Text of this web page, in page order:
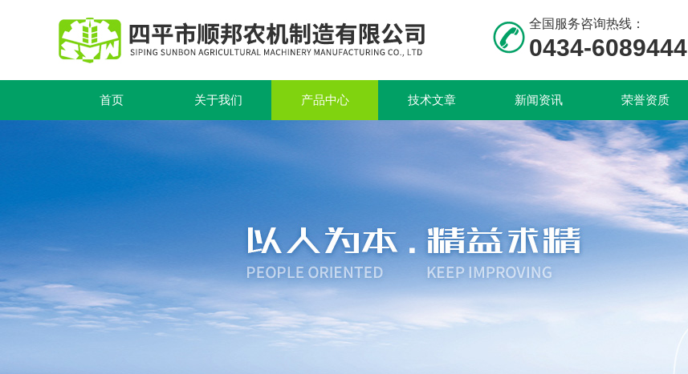
全国服务咨询热线：
0434-6089444
首页 关于我们 产品中心 技术文章 新闻资讯 荣誉资质